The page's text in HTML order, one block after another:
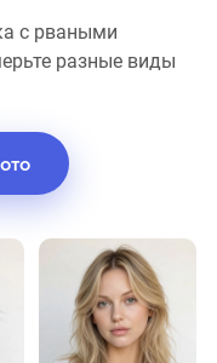
с рваными
разные виды